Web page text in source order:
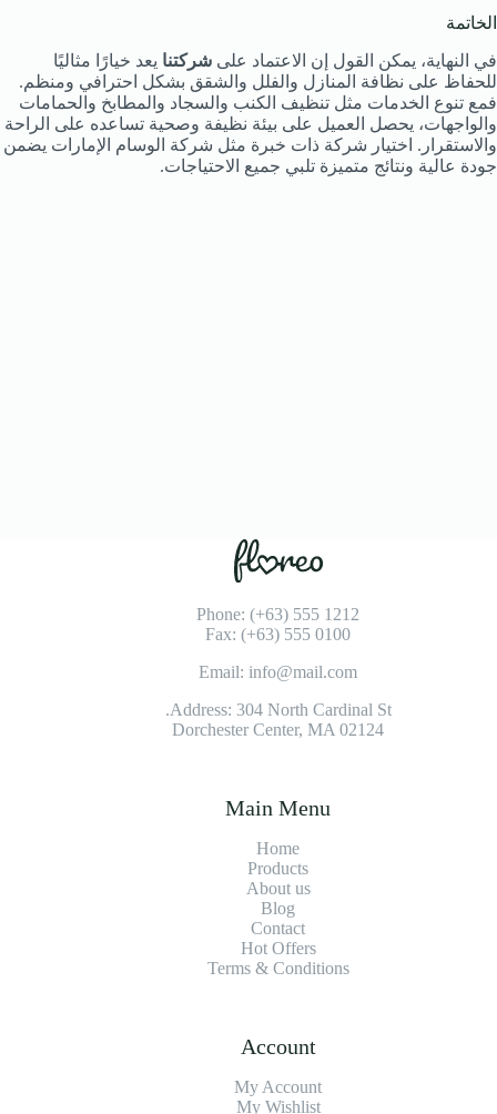
الخاتمة
في النهاية، يمكن القول إن الاعتماد على شركتنا يعد خيارًا مثاليًا
للحفاظ على نظافة المنازل والفلل والشقق بشكل احترافي ومنظم.
فمع تنوع الخدمات مثل تنظيف الكنب والسجاد والمطابخ والحمامات
والواجهات، يحصل العميل على بيئة نظيفة وصحية تساعده على الراحة
والاستقرار. اختيار شركة ذات خبرة مثل شركة الوسام الإمارات يضمن
جودة عالية ونتائج متميزة تلبي جميع الاحتياجات.
Phone: (+63) 555 1212
Fax: (+63) 555 0100
Email: info@mail.com
Address: 304 North Cardinal St.
Dorchester Center, MA 02124
Main Menu
Home
Products
About us
Blog
Contact
Hot Offers
Terms & Conditions
Account
My Account
My Wishlist